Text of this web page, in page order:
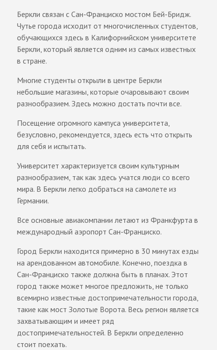
Беркли связан с Сан-Франциско мостом Бей-Бридж.
Чутье города исходит от многочисленных студентов,
обучающихся здесь в Калифорнийском университете
Беркли, который является одним из самых известных
в стране.
Многие студенты открыли в центре Беркли
небольшие магазины, которые очаровывают своим
разнообразием. Здесь можно достать почти все.
Посещение огромного кампуса университета,
безусловно, рекомендуется, здесь есть что открыть
для себя и испытать.
Университет характеризуется своим культурным
разнообразием, так как здесь учатся люди со всего
мира. В Беркли легко добраться на самолете из
Германии.
Все основные авиакомпании летают из Франкфурта в
международный аэропорт Сан-Франциско.
Город Беркли находится примерно в 30 минутах езды
на арендованном автомобиле. Конечно, поездка в
Сан-Франциско также должна быть в планах. Этот
город также может многое предложить, не только
всемирно известные достопримечательности города,
такие как мост Золотые Ворота. Весь регион является
захватывающим и имеет ряд
достопримечательностей. В Беркли определенно
стоит поехать.